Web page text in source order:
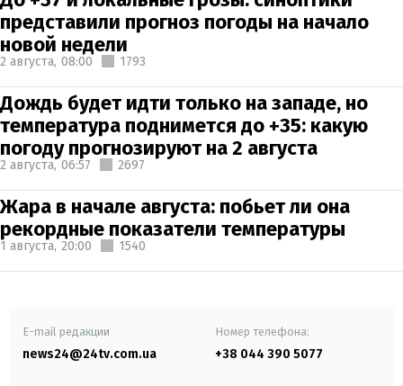
представили прогноз погоды на начало
новой недели
2 августа, 08:00 1793
Дождь будет идти только на западе, но
температура поднимется до +35: какую
погоду прогнозируют на 2 августа
2 августа, 06:57 2697
Жара в начале августа: побьет ли она
рекордные показатели температуры
1 августа, 20:00 1540
E-mail редакции
news24@24tv.com.ua
Номер телефона:
+38 044 390 5077